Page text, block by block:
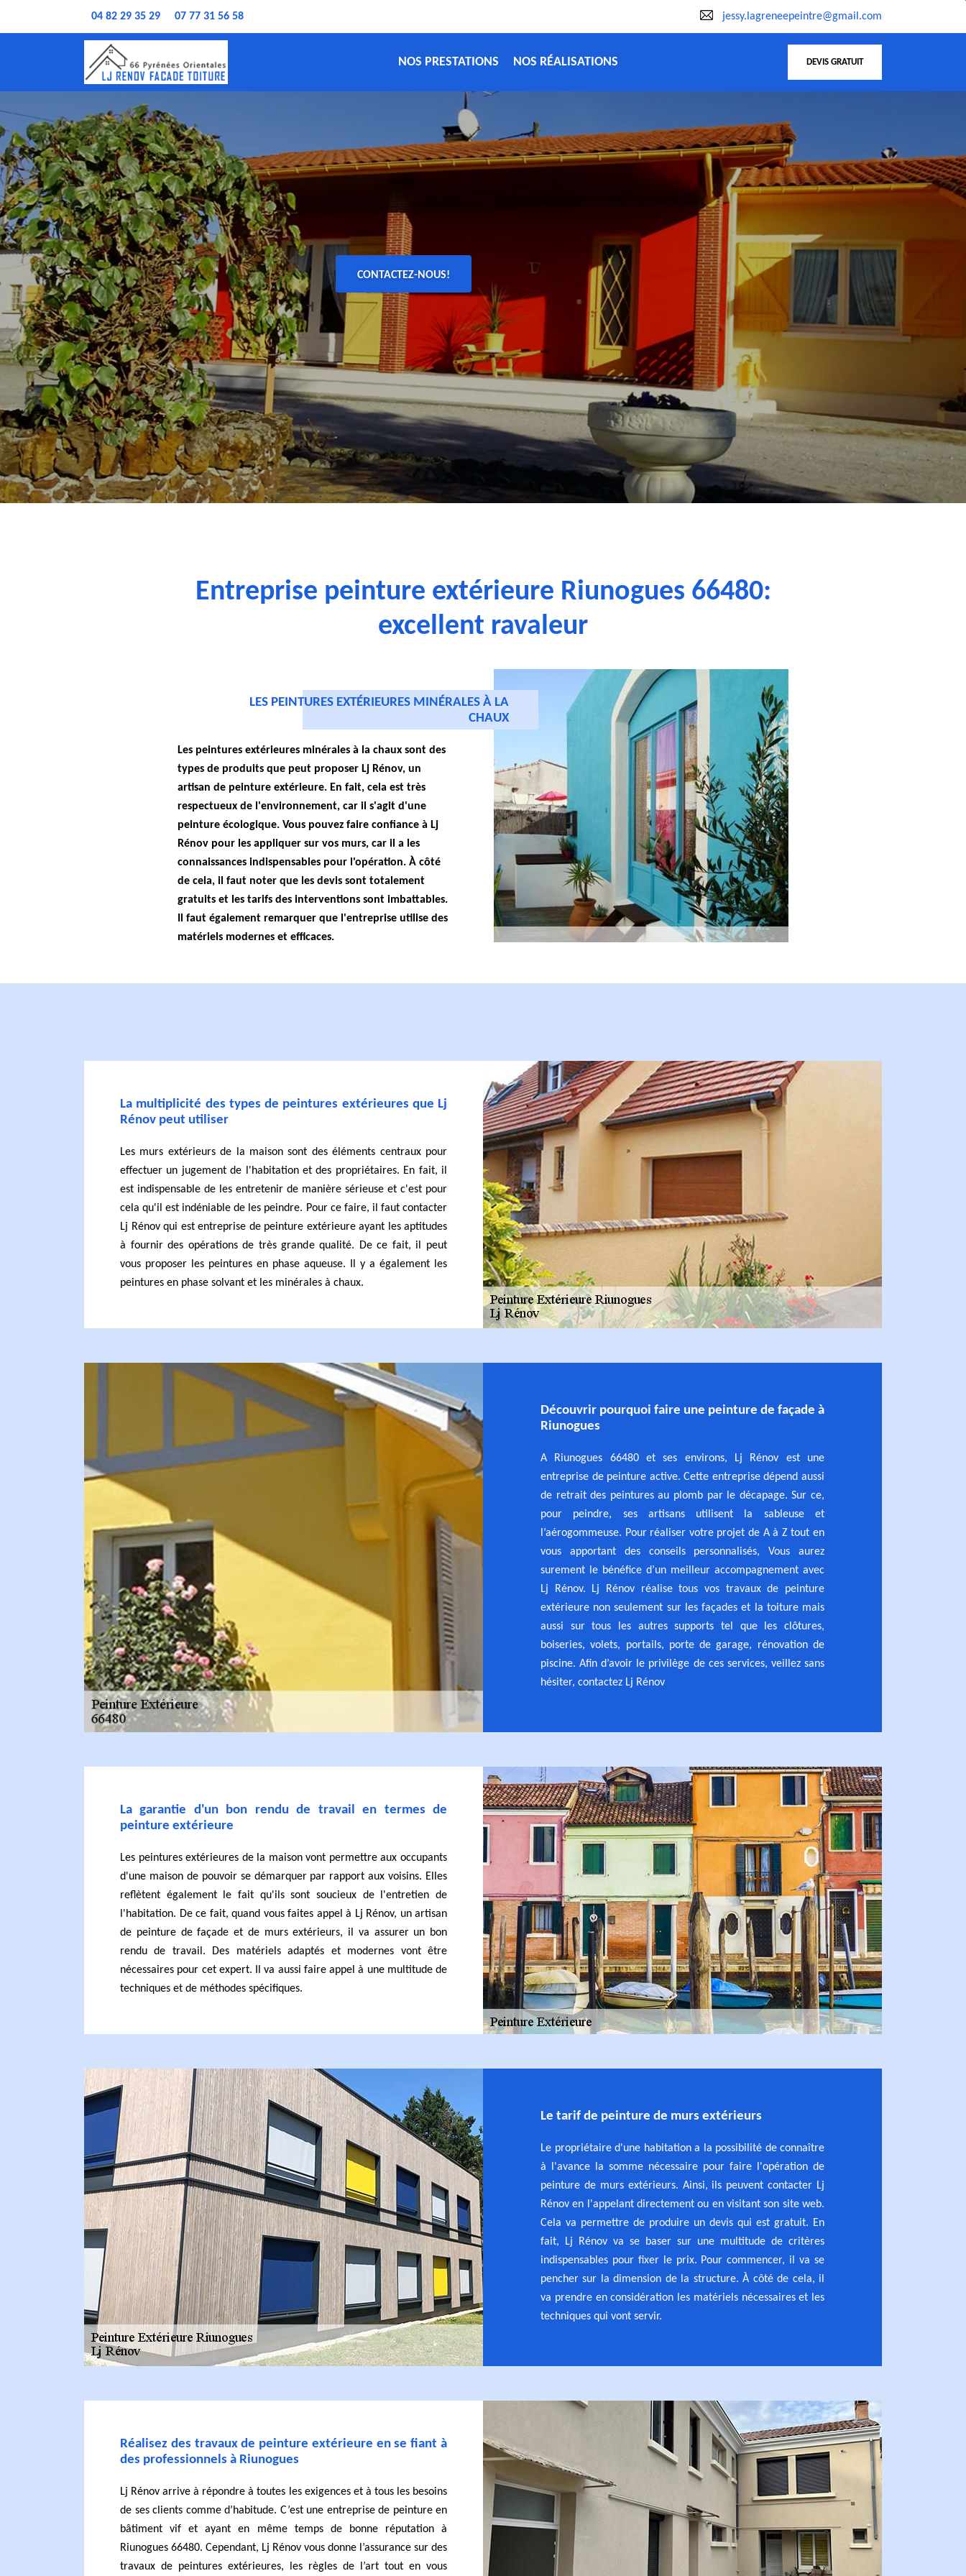
04 82 29 35 29 07 77 31 56 58 jessy.lagreneepeintre@gmail.com
NOS PRESTATIONS NOS RÉALISATIONS DEVIS GRATUIT
CONTACTEZ-NOUS!
Entreprise peinture extérieure Riunogues 66480:
excellent ravaleur
LES PEINTURES EXTÉRIEURES MINÉRALES À LA
CHAUX
Les peintures extérieures minérales à la chaux sont des
types de produits que peut proposer Lj Rénov, un
artisan de peinture extérieure. En fait, cela est très
respectueux de l'environnement, car il s'agit d'une
peinture écologique. Vous pouvez faire confiance à Lj
Rénov pour les appliquer sur vos murs, car il a les
connaissances indispensables pour l'opération. À côté
de cela, il faut noter que les devis sont totalement
gratuits et les tarifs des interventions sont imbattables.
Il faut également remarquer que l'entreprise utilise des
matériels modernes et efficaces.
La multiplicité des types de peintures extérieures que Lj
Rénov peut utiliser
Les murs extérieurs de la maison sont des éléments centraux pour
effectuer un jugement de l'habitation et des propriétaires. En fait, il
est indispensable de les entretenir de manière sérieuse et c'est pour
cela qu'il est indéniable de les peindre. Pour ce faire, il faut contacter
Lj Rénov qui est entreprise de peinture extérieure ayant les aptitudes
à fournir des opérations de très grande qualité. De ce fait, il peut
vous proposer les peintures en phase aqueuse. Il y a également les
peintures en phase solvant et les minérales à chaux.
Découvrir pourquoi faire une peinture de façade à
Riunogues
A Riunogues 66480 et ses environs, Lj Rénov est une
entreprise de peinture active. Cette entreprise dépend aussi
de retrait des peintures au plomb par le décapage. Sur ce,
pour peindre, ses artisans utilisent la sableuse et
l’aérogommeuse. Pour réaliser votre projet de A à Z tout en
vous apportant des conseils personnalisés, Vous aurez
surement le bénéfice d’un meilleur accompagnement avec
Lj Rénov. Lj Rénov réalise tous vos travaux de peinture
extérieure non seulement sur les façades et la toiture mais
aussi sur tous les autres supports tel que les clôtures,
boiseries, volets, portails, porte de garage, rénovation de
piscine. Afin d’avoir le privilège de ces services, veillez sans
hésiter, contactez Lj Rénov
La garantie d'un bon rendu de travail en termes de
peinture extérieure
Les peintures extérieures de la maison vont permettre aux occupants
d'une maison de pouvoir se démarquer par rapport aux voisins. Elles
reflètent également le fait qu'ils sont soucieux de l'entretien de
l'habitation. De ce fait, quand vous faites appel à Lj Rénov, un artisan
de peinture de façade et de murs extérieurs, il va assurer un bon
rendu de travail. Des matériels adaptés et modernes vont être
nécessaires pour cet expert. Il va aussi faire appel à une multitude de
techniques et de méthodes spécifiques.
Le tarif de peinture de murs extérieurs
Le propriétaire d'une habitation a la possibilité de connaître
à l'avance la somme nécessaire pour faire l'opération de
peinture de murs extérieurs. Ainsi, ils peuvent contacter Lj
Rénov en l'appelant directement ou en visitant son site web.
Cela va permettre de produire un devis qui est gratuit. En
fait, Lj Rénov va se baser sur une multitude de critères
indispensables pour fixer le prix. Pour commencer, il va se
pencher sur la dimension de la structure. À côté de cela, il
va prendre en considération les matériels nécessaires et les
techniques qui vont servir.
Réalisez des travaux de peinture extérieure en se fiant à
des professionnels à Riunogues
Lj Rénov arrive à répondre à toutes les exigences et à tous les besoins
de ses clients comme d’habitude. C’est une entreprise de peinture en
bâtiment vif et ayant en même temps de bonne réputation à
Riunogues 66480. Cependant, Lj Rénov vous donne l’assurance sur des
travaux de peintures extérieures, les règles de l’art tout en vous